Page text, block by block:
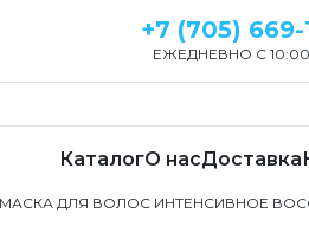
+7 (705) 669-
ЕЖЕДНЕВНО С 10:00
КаталогО насДоставка
МАСКА ДЛЯ ВОЛОС ИНТЕНСИВНОЕ